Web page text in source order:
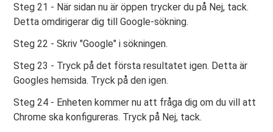
Steg 21 - När sidan nu är öppen trycker du på Nej, tack.
Detta omdirigerar dig till Google-sökning.
Steg 22 - Skriv "Google" i sökningen.
Steg 23 - Tryck på det första resultatet igen. Detta är
Googles hemsida. Tryck på den igen.
Steg 24 - Enheten kommer nu att fråga dig om du vill att
Chrome ska konfigureras. Tryck på Nej, tack.